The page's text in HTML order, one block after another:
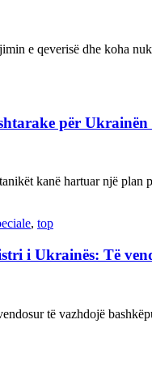
e qeverisë dhe koha
për
kanë hartuar një
, top
i Ukrainës: Të
të vazhdojë